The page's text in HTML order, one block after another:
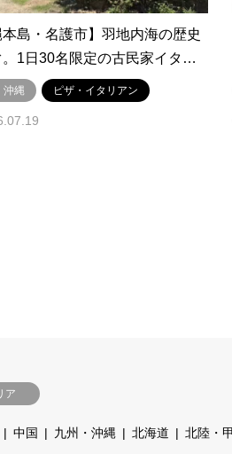
本島・名護市】羽地内海の歴史
。1日30名限定の古民家イタ…
沖縄 ピザ・イタリアン
ア
中国 九州・沖縄 北海道 北陸・